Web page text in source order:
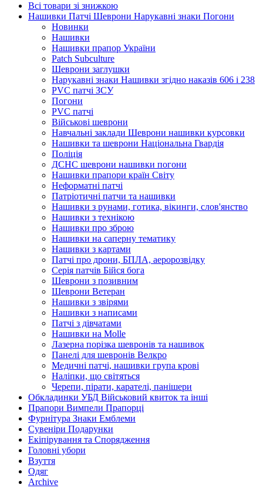
Всі товари зі знижкою
Нашивки Патчі Шеврони Нарукавні знаки Погони
Новинки
Нашивки
Нашивки прапор України
Рatch Subculture
Шеврони заглушки
Нарукавні знаки Нашивки згідно наказів 606 і 238
PVC патчі ЗСУ
Погони
PVC патчі
Військові шеврони
Навчальні заклади Шеврони нашивки курсовки
Нашивки та шеврони Національна Гвардія
Поліція
ДСНС шеврони нашивки погони
Нашивки прапори країн Світу
Неформатні патчі
Патріотичні патчи та нашивки
Нашивки з рунами, готика, вікинги, слов'янство
Нашивки з технікою
Нашивки про зброю
Нашивки на саперну тематику
Нашивки з картами
Патчі про дрони, БПЛА, аеророзвідку
Серія патчів Бійся бога
Шеврони з позивним
Шеврони Ветеран
Нашивки з звірями
Нашивки з написами
Патчі з дівчатами
Нашивки на Molle
Лазерна порізка шевронів та нашивок
Панелі для шевронів Велкро
Медичні патчі, нашивки група крові
Наліпки, що світяться
Черепи, пірати, карателі, панішери
Обкладинки УБД Військовий квиток та інші
Прапори Вимпели Прапорці
Фурнітура Знаки Емблеми
Сувеніри Подарунки
Екіпірування та Спорядження
Головні убори
Взуття
Одяг
Archive